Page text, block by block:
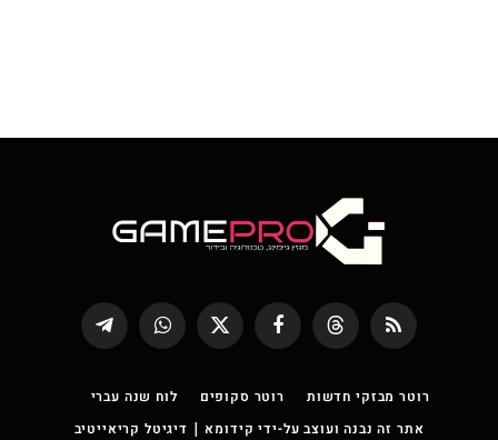
RSS
Threads פייסבוק
X
(טוויטר)
WhatsApp
Telegram
רוטר מבזקי חדשות רוטר סקופים
לוח שנה עברי
אתר זה נבנה ועוצב על-ידי קידומא | דיגיטל קריאייטיב